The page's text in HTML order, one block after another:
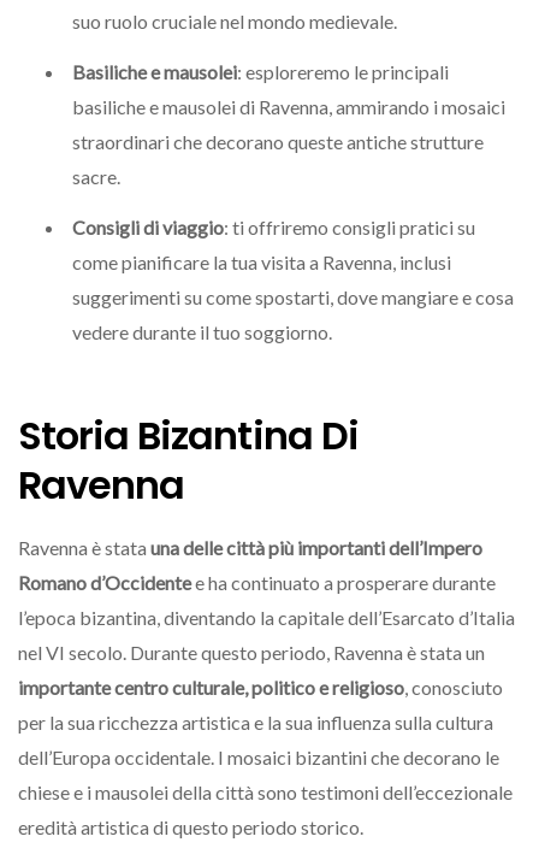
suo ruolo cruciale nel mondo medievale.
Basiliche e mausolei: esploreremo le principali
basiliche e mausolei di Ravenna, ammirando i mosaici
straordinari che decorano queste antiche strutture
sacre.
Consigli di viaggio: ti offriremo consigli pratici su
come pianificare la tua visita a Ravenna, inclusi
suggerimenti su come spostarti, dove mangiare e cosa
vedere durante il tuo soggiorno.
Storia Bizantina Di
Ravenna
Ravenna è stata una delle città più importanti dell’Impero
Romano d’Occidentee ha continuato a prosperare durante
l’epoca bizantina, diventando la capitale dell’Esarcato d’Italia
nel VI secolo. Durante questo periodo, Ravenna è stata un
importante centro culturale, politico e religioso , conosciuto
per la sua ricchezza artistica e la sua influenza sulla cultura
dell’Europa occidentale. I mosaici bizantini che decorano le
chiese e i mausolei della città sono testimoni dell’eccezionale
eredità artistica di questo periodo storico.